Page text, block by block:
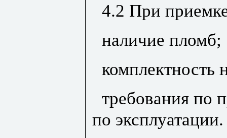
4.2 При
наличие пломб;
комплектность
требования по
по эксплуатации.